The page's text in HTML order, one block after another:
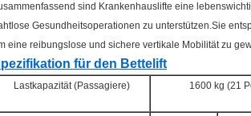
sind Krankenhauslifte eine
Gesundheitsoperationen zu unterstützen.Sie
eine reibungslose und sichere vertikale Mobilität zu
für den Bettelift
Lastkapazität (Passagiere) 1600 kg (21